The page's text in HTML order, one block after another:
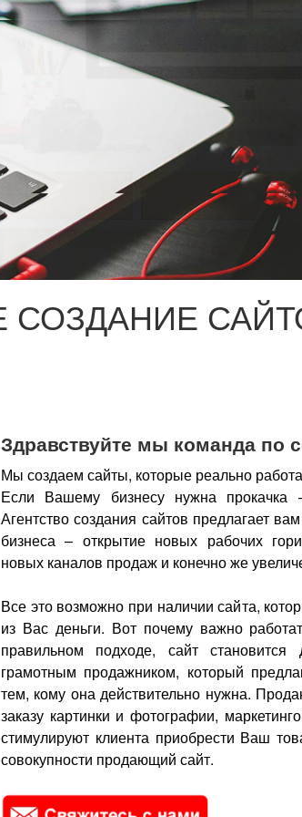
Здравствуйте мы команда по
Мы создаем сайты, которые реально
Если Вашему бизнесу нужна
Агентство создания сайтов предлагает
бизнеса – открытие новых рабочих
новых каналов продаж и конечно же
Все это возможно при наличии сайта,
из Вас деньги. Вот почему важно
правильном подходе, сайт становится
грамотным продажником, который
тем, кому она действительно нужна.
заказу картинки и фотографии,
стимулируют клиента приобрести Ваш
совокупности продающий сайт.